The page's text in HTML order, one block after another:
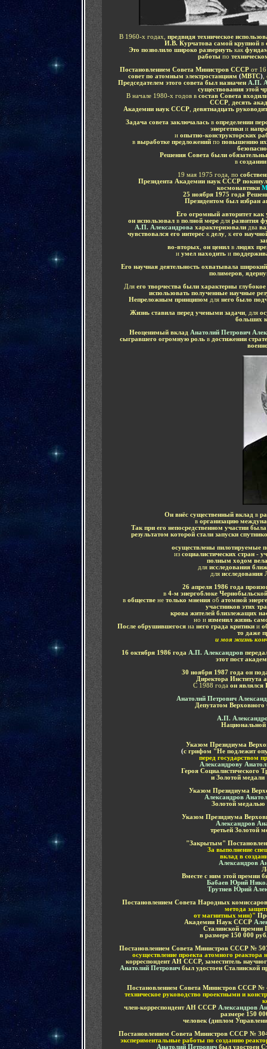
В 1960-х годах, предвидя техническое
И.В. Курчатова самой крупной в
Это позволило широко развернуть как
работы по
Постановлением Совета Министров СССРот 16
совет по атомным электростанциям (МВТС)
Председателем этого совета был назначен А.П.
существования этой
В начале 1980-х годов в состав Совета
СССР
десять
Академии наук СССР
девятнадцать
Задача совета заключалась в определении
энергетики и
и опытно-конструкторских
в выработке предложений по повышению их
Решения Совета были
в
19 мая 1975 года, по
Президента Академии наук СССР
космонавтики
25 ноября 1975 года
Президентом был избран
Его огромный авторитет как
он использовал в полной мере дляразвития
А.П. Александрова характеризовали два
чувствовался его интерес к делу, к его
во-вторых
он ценилв людях
и умел находить и
Его научная деятельность охватывала
полимеров
Для его творчества были характерны
использовать полученные научные
Непреложным принципом длянего было
Жизнь ставила перед учеными задачи
для
больших
Неоценимый вклад Анатолий Петрович
сыгравшего огромную рольв достижении
Он внёс существенный вклад в
ворганизацию
Так при его непосредственном участии
результатом которой стали запуски
осуществлены пилотируемые
из социалистических стран -
полным ходом
для исследования
для
26 апреля 1986 года
в 4-м энергоблоке
в обществе нетолько мнения об атомной
участников этих
крова жителей близлежащих
но и изменил жизнь
После обрушившегося на него града критики и
то даже
и моя жизнь
16 октября 1986 года А.П. Александров
этот пост
30 ноября 1987 года он
Директора Института
С 1988 года он являлся
Анатолий Петрович
Депутатом
А.П.
Национальной
Указом Президиума
(с грифом "Не подлежит
перед государством
Александрову
Героя Социалистического
и Золотой
Указом Президиума
Александров
Золотой медалью
Указом Президиума
Александров
третьей Золотой
"Закрытым"
За выполнение
вклад в
Александров
Вместе с ним этой премии
Бабаев Юрий
Трутнев Юрий
Постановлением Совета Народных
метода
от магнитных мин)"
Академии Наук СССР
Сталинской премии I
в размере 150 000
Постановлением Совета МинистровСССР№
осуществление проекта атомного
корреспондент АН СССР, заместитель
Анатолий Петрович был удостоен Сталинской
Постановлением Совета Министров СССР №
техническое руководство проектными и
член-корреспондент АН СССР Александров
размере 150
человек (диплом
Постановлением Совета МинистровСССР№
экспериментальные работы по созданию
Анатолий Петрович был удостоен